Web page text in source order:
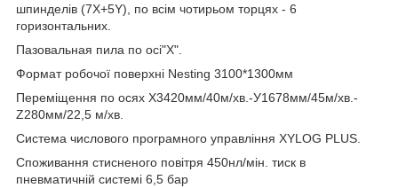
шпинделів (7X+5Y), по всім чотирьом торцях - 6
горизонтальних.
Пазовальная пила по осі"Х".
Формат робочої поверхні Nesting 3100*1300мм
Переміщення по осях Х3420мм/40м/хв.-У1678мм/45м/хв.-
Z280мм/22,5 м/хв.
Система числового програмного управління XYLOG PLUS.
Споживання стисненого повітря 450нл/мін. тиск в
пневматичній системі 6,5 бар